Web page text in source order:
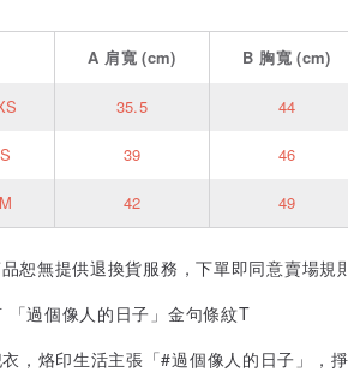
A 肩寬(cm) B 胸寬(cm)
35.5 44
39 46
42 49
恕無提供退換貨服務，下單即同意賣場規
「過個像人的日子」金句條紋T
，烙印生活主張「#過個像人的日子」，